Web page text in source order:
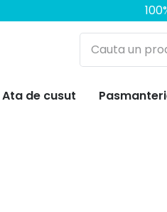
Ata de cusut